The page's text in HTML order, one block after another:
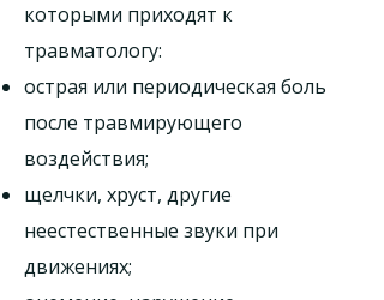
которыми приходят к
травматологу:
острая или периодическая боль
после травмирующего
воздействия;
щелчки, хруст, другие
неестественные звуки при
движениях;